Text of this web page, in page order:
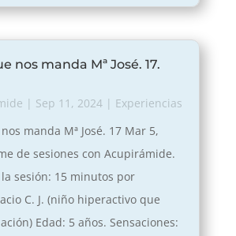
nos manda Mª José. 17.
| Sep 11, 2024| Experiencias
manda Mª José. 17 Mar 5,
de sesiones con Acupirámide.
sesión: 15 minutos por
C. J. (niño hiperactivo que
Edad: 5 años. Sensaciones: